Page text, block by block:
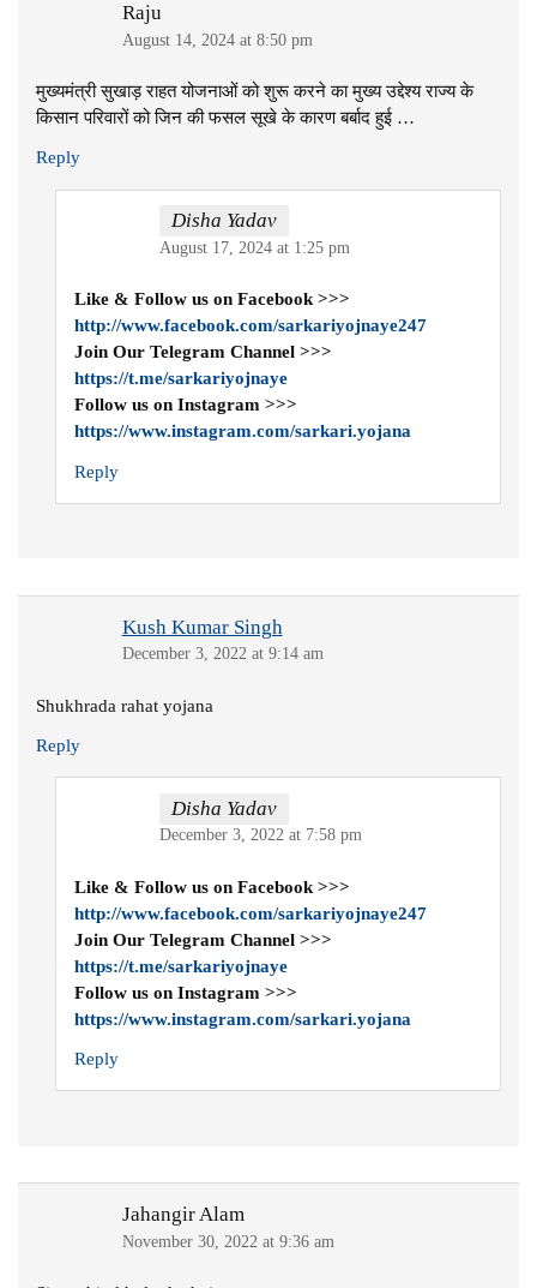
Raju
August 14, 2024 at 8:50 pm
मुख्यमंत्री सुखाड़ राहत योजनाओं को शुरू करने का मुख्य उद्देश्य राज्य के
किसान परिवारों को जिन की फसल सूखे के कारण बर्बाद हुई …
Reply
Disha Yadav
August 17, 2024 at 1:25 pm
Like & Follow us on Facebook >>>
http://www.facebook.com/sarkariyojnaye247
Join Our Telegram Channel >>>
https://t.me/sarkariyojnaye
Follow us on Instagram >>>
https://www.instagram.com/sarkari.yojana
Reply
Kush Kumar Singh
December 3, 2022 at 9:14 am
Shukhrada rahat yojana
Reply
Disha Yadav
December 3, 2022 at 7:58 pm
Like & Follow us on Facebook >>>
http://www.facebook.com/sarkariyojnaye247
Join Our Telegram Channel >>>
https://t.me/sarkariyojnaye
Follow us on Instagram >>>
https://www.instagram.com/sarkari.yojana
Reply
Jahangir Alam
November 30, 2022 at 9:36 am